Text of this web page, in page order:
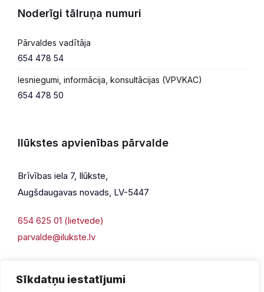
Sīkdatņu iestatījumi
Noderīgi tālruņa numuri
Pārvaldes vadītāja
654 478 54
Iesniegumi, informācija, konsultācijas (VPVKAC)
654 478 50
Ilūkstes apvienības pārvalde
Brīvības iela 7, Ilūkste,
Augšdaugavas novads, LV-5447
654 625 01 (lietvede)
parvalde@ilukste.lv